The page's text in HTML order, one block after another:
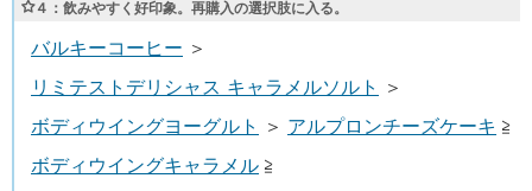
４ ：飲みやすく好印象。再購入の選択肢に入る。
バルキーコーヒー ＞
リミテストデリシャス キャラメルソルト ＞
ボディウイングヨーグルト ＞ アルプロンチーズケーキ ≧
ボディウイングキャラメル ≧